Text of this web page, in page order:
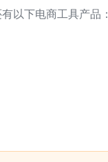
以下电商工具产品：